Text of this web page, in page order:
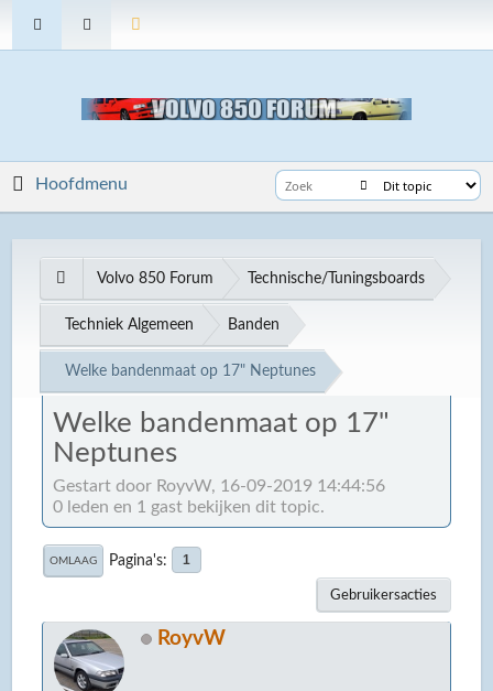
Hoofdmenu
Volvo 850 Forum Technische/Tuningsboards
Techniek Algemeen Banden
Welke bandenmaat op 17" Neptunes
Welke bandenmaat op 17"
Neptunes
Gestart door RoyvW, 16-09-2019 14:44:56
0 leden en 1 gast bekijken dit topic.
OMLAAG Pagina's 1
Gebruikersacties
RoyvW